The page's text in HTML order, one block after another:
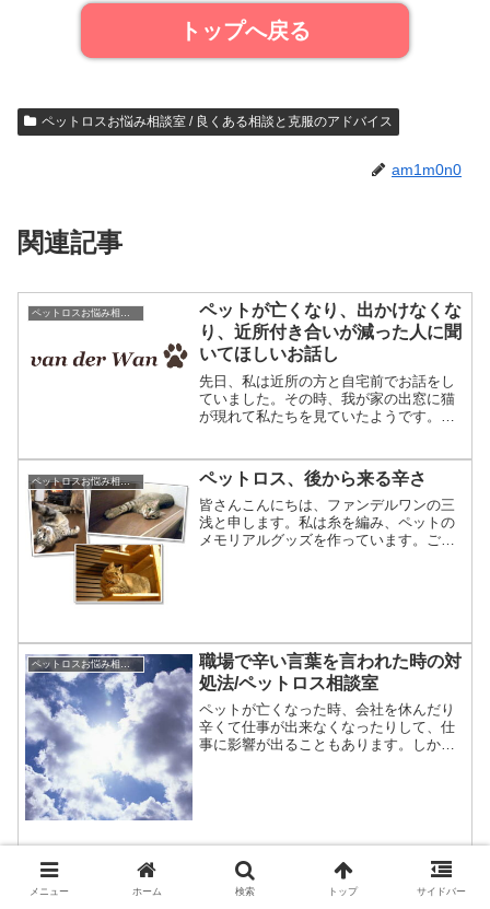
トップへ戻る
ペットロスお悩み相談室 / 良くある相談と克服のアドバイス
am1m0n0
関連記事
ペットロスお悩み相談室 / 良くある相談と克服のアドバイス
ペットが亡くなり、出かけなくな
り、近所付き合いが減った人に聞
いてほしいお話し
先日、私は近所の方と自宅前でお話をし
ていました。その時、我が家の出窓に猫
が現れて私たちを見ていたようです。す
きました。「うちの子、亡くなった
の。」愛犬が亡くなったのは数...
ペットロスお悩み相談室 / 良くある相談と克服のアドバイス ペットロス、後から来る辛さ
皆さんこんにちは、ファンデルワンの三
浅と申します。私は糸を編み、ペットの
メモリアルグッズを作っています。ご依
職場で辛い言葉を言われた時の対
処法/ペットロス相談室
ペットが亡くなった時、会社を休んだり
辛くて仕事が出来なくなったりして、仕
事に影響が出ることもあります。しか
ペットに掛ける高額な治療費、手
メニュー ホーム 検索 トップ サイドバー